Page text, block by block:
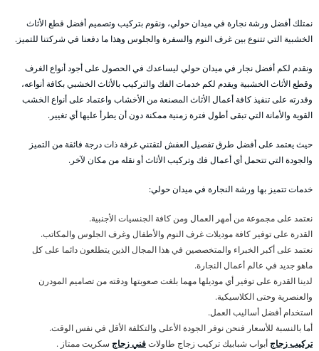
نمتلك أفضل ورشة نجارة في ميدان حولي، ونقوم بتركيب وتصميم أفضل قطع الأثاث
الخشبية التي تتنوع بين غرف النوم والسفرة والجلوس وهذا ما دفعنا في شركتنا للتميز.
ونقدم لكم أفضل نجار في ميدان حولي ليساعدك في الحصول على أجود أنواع الغرف
وقطع الأثاث الخشبية ويقدم لكم خدمات الفك والتركيب بالأثاث الخشبي بكافة أنواعه،
وقدرته على تنفيذ كافة أعمال الأثاث المصنعة من الأخشاب واعتماد على أنواع الخشب
القوية والأمانة التي تبقى أطول فترة زمنية ممكنة دون أن يطرأ عليها أي تغيير.
حيث يعتمد على أفضل طرق تفصيل العفش لتقتني غرفة ذات درجة فائقة من التميز
والجودة التي تتحمل أي أعمال فك وتركيب الأثاث أو نقله من مكان لآخر.
خدمات تتميز بها ورشة النجارة في ميدان حولي:
نعتمد على مجموعة من أمهر العمال ومن كافة الجنسيات الأجنبية.
القدرة على توفير كافة موديلات غرف النوم والأطفال وغرف الجلوس والمكاتب.
نعتمد على أكبر الخبراء والمتخصصين في هذا المجال الذين يتطلعون دائما على كل
ماهو جديد في عالم أعمال النجارة.
لدينا القدرة على توفير أي موديلها مهما بلغت صعوبتها ودقته من تصاميم المودرن
والعنصرية وحتى الكلاسيكية.
استخدام أفضل أساليب العمل.
أما بالنسبة للأسعار فنحن نوفر الجودة الأعلى والتكلفة الأقل في نفس الوقت.
تركيب زجاج أبواب شبابيك تركيب زجاج طاولاتفني زجاج سكريت ممتاز .